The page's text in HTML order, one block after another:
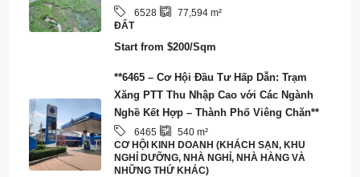
6528 77,594 m²
ĐẤT
Start from $200/Sqm
**6465 – Cơ Hội Đầu Tư Hấp Dẫn: Trạm
Xăng PTT Thu Nhập Cao với Các Ngành
Nghề Kết Hợp – Thành Phố Viêng Chăn**
6465 540 m²
CƠ HỘI KINH DOANH (KHÁCH SẠN, KHU
NGHỈ DƯỠNG, NHÀ NGHỈ, NHÀ HÀNG VÀ
NHỮNG THỨ KHÁC)